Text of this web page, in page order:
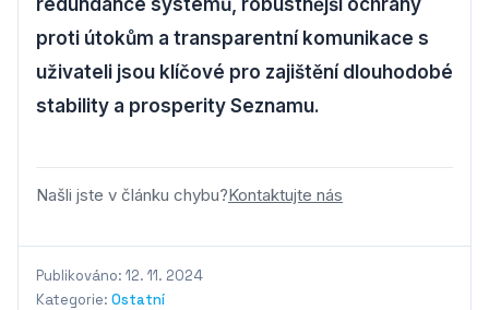
proti útokům a transparentní komunikace s
uživateli jsou klíčové pro zajištění dlouhodobé
stability a prosperity Seznamu.
Našli jste v článku chybu?Kontaktujte nás
Publikováno: 12. 11. 2024
Kategorie: Ostatní